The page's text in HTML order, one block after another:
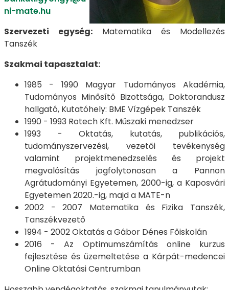
ni-mate.hu
Szervezeti egység: Matematika és Modellezés
Tanszék
Szakmai tapasztalat:
1985 - 1990 Magyar Tudományos Akadémia,
Tudományos Minősítő Bizottsága, Doktorandusz
hallgató, Kutatóhely: BME Vízgépek Tanszék
1990 - 1993 Rotech Kft. Műszaki menedzser
1993 - Oktatás, kutatás, publikációs,
tudományszervezési, vezetői tevékenység
valamint projektmenedzselés és projekt
megvalósítás jogfolytonosan a Pannon
Agrátudományi Egyetemen, 2000-ig, a Kaposvári
Egyetemen 2020.-ig, majd a MATE-n
2002 - 2007 Matematika és Fizika Tanszék,
Tanszékvezető
1994 - 2002 Oktatás a Gábor Dénes Főiskolán
2016 - Az Optimumszámítás online kurzus
fejlesztése és üzemeltetése a Kárpát-medencei
Online Oktatási Centrumban